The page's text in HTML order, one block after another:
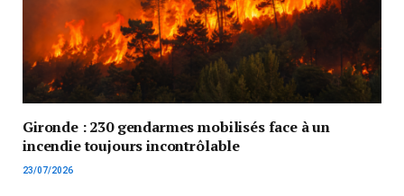
Gironde : 230 gendarmes mobilisés face à un
incendie toujours incontrôlable
23/07/2026